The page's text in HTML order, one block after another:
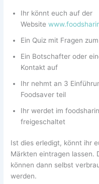
Ihr könnt euch auf der
Website
Ein Quiz mit Fragen
Ein Botschafter oder
Kontakt auf
Ihr nehmt an 3
Foodsaver teil
Ihr werdet im
freigeschaltet
Ist dies erledigt, könnt ihr
Märkten eintragen lassen.
können dann selbst
werden.